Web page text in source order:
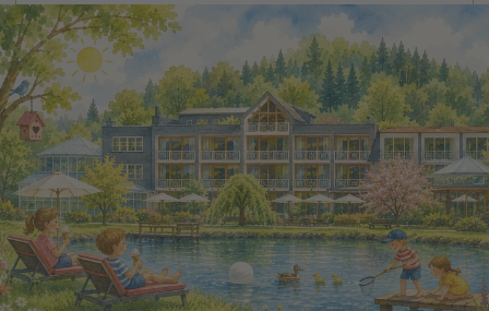
✓ Ermäßigte Fahrkarte für eine Fahrt mit einem
Ausflugsschiff Ihrer Wahl auf Hennesee, Sorpesee,
Biggesee oder Möhnesee (einmalige Fahrt werktags
Mo. – Fr., nicht an Feiertagen)
✓ Kostenloser bzw. ermäßigter Eintritt in verschiedene
kinderfreundliche Museen im Schmallenberger
Sauerland, z. B.: Schieferbergbau- und Heimatmuseum,
Gerichtsmuseum, DampfLandLeute-Museum
TIPP: Schmallenberger Sauerland Kinder-
Ferienprogramm